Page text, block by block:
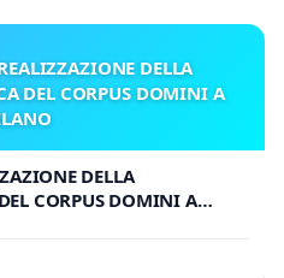
DELLA
DEL CORPUS DOMINI A
DELLA
CORPUS DOMINI A